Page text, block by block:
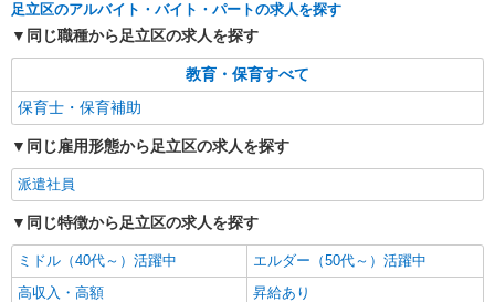
足立区のアルバイト・バイト・パートの求人を探す
同じ職種から足立区の求人を探す
教育・保育すべて
保育士・保育補助
同じ雇用形態から足立区の求人を探す
派遣社員
同じ特徴から足立区の求人を探す
ミドル（40代～）活躍中
エルダー（50代～）活躍中
高収入・高額
昇給あり